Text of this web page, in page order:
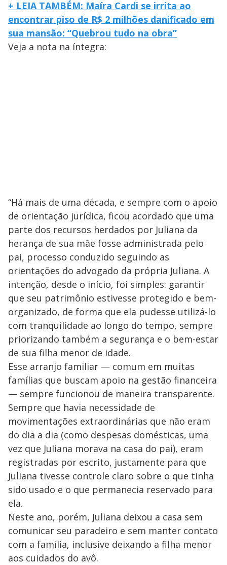
+ LEIA TAMBÉM: Maíra Cardi se irrita ao
encontrar piso de R$ 2 milhões danificado em
sua mansão: “Quebrou tudo na obra”
Veja a nota na íntegra:
“Há mais de uma década, e sempre com o apoio
de orientação jurídica, ficou acordado que uma
parte dos recursos herdados por Juliana da
herança de sua mãe fosse administrada pelo
pai, processo conduzido seguindo as
orientações do advogado da própria Juliana. A
intenção, desde o início, foi simples: garantir
que seu patrimônio estivesse protegido e bem-
organizado, de forma que ela pudesse utilizá-lo
com tranquilidade ao longo do tempo, sempre
priorizando também a segurança e o bem-estar
de sua filha menor de idade.
Esse arranjo familiar — comum em muitas
famílias que buscam apoio na gestão financeira
— sempre funcionou de maneira transparente.
Sempre que havia necessidade de
movimentações extraordinárias que não eram
do dia a dia (como despesas domésticas, uma
vez que Juliana morava na casa do pai), eram
registradas por escrito, justamente para que
Juliana tivesse controle claro sobre o que tinha
sido usado e o que permanecia reservado para
ela.
Neste ano, porém, Juliana deixou a casa sem
comunicar seu paradeiro e sem manter contato
com a família, inclusive deixando a filha menor
aos cuidados do avô.